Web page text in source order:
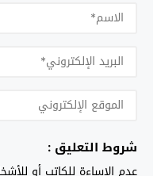
شروط التعليق :
عدم الإساءة للكاتب أو